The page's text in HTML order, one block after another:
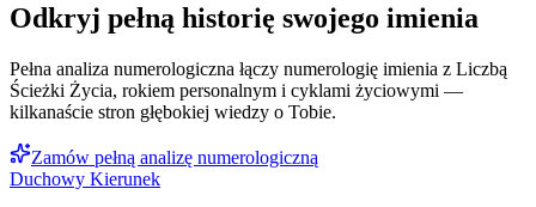
Odkryj pełną historię swojego imienia
Pełna analiza numerologiczna łączy numerologię imienia z Liczbą
Ścieżki Życia, rokiem personalnym i cyklami życiowymi —
kilkanaście stron głębokiej wiedzy o Tobie.
Zamów pełną analizę numerologiczną
Duchowy Kierunek